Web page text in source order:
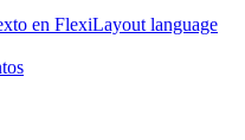
en FlexiLayout language